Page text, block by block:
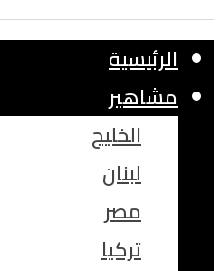
الرئيسية
مشاهير
الخليج
لبنان
مصر
تركيا